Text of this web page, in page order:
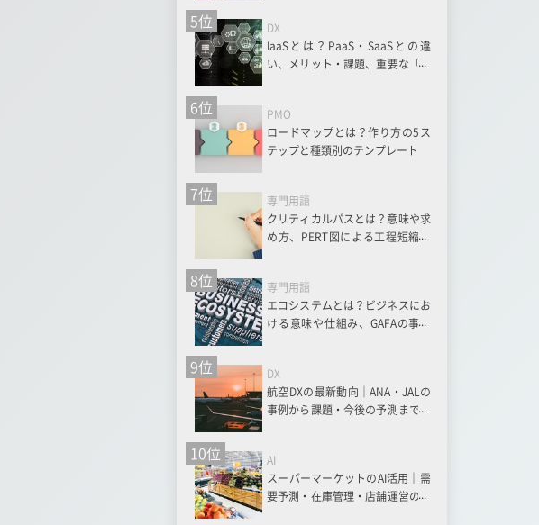
DX
IaaSとは？PaaS・SaaSとの違
い、メリット・課題、重要な「責
5位
PMO
ロードマップとは？作り方の5ス
テップと種類別のテンプレート
6位
専門用語
クリティカルパスとは？意味や求
め方、PERT図による工程短縮の
7位
専門用語
エコシステムとは？ビジネスにお
ける意味や仕組み、GAFAの事例
8位
DX
航空DXの最新動向｜ANA・JALの
事例から課題・今後の予測まで解
9位
AI
スーパーマーケットのAI活用｜需
要予測・在庫管理・店舗運営の事
10位